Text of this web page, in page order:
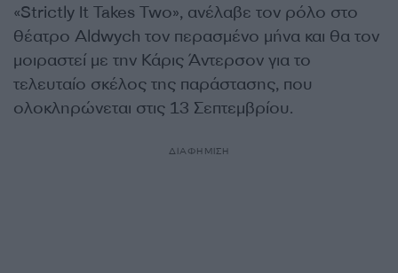
«Strictly It Takes Two», ανέλαβε τον ρόλο στο
θέατρο Aldwych τον περασμένο μήνα και θα τον
μοιραστεί με την Κάρις Άντερσον για το
τελευταίο σκέλος της παράστασης, που
ολοκληρώνεται στις 13 Σεπτεμβρίου.
ΔΙΑΦΗΜΙΣΗ